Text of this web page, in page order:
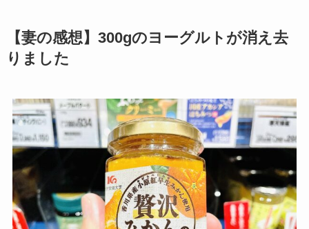
【妻の感想】300gのヨーグルトが消え去
りました